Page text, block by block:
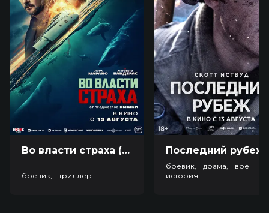
Во власти страха (18+)
боевик, триллер
боевик, драма,
история